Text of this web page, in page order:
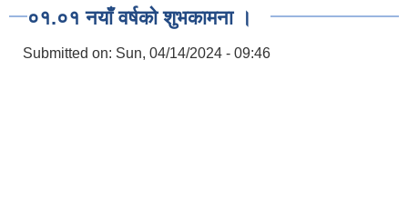
०१.०१ नयाँ वर्षको शुभकामना ।
Submitted on: Sun, 04/14/2024 - 09:46